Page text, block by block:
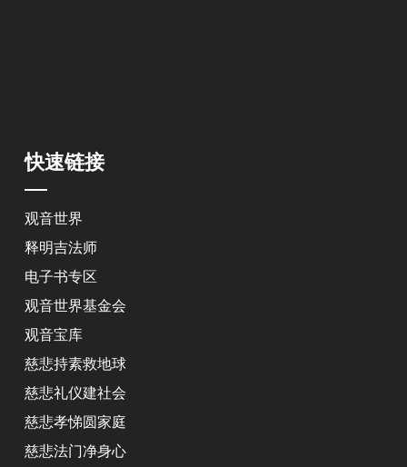
快速链接
观音世界
释明吉法师
电子书专区
观音世界基金会
观音宝库
慈悲持素救地球
慈悲礼仪建社会
慈悲孝悌圆家庭
慈悲法门净身心